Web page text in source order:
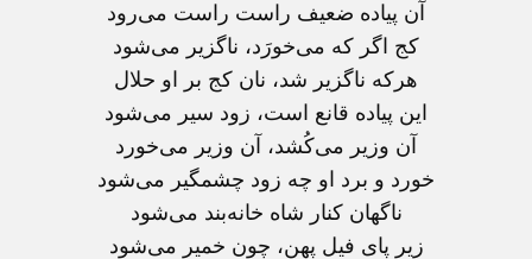
آن پياده ضعيف راست راست می‌رود
كج اگر كه می‌خورَد، ناگزير می‌شود
هركه ناگزير شد، نان كج بر او حلال‌
اين پياده قانع است‌، زود سير می‌شود
آن وزير می‌كُشد، آن وزير می‌خورد
خورد و برد او چه زود چشمگير می‌شود
ناگهان كنار شاه خانه‌بند می‌شود
زير پای فيل پهن‌، چون خمير می‌شود